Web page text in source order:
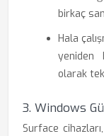
birkaç
Hala
yeniden
olarak
3. Windows
Surface